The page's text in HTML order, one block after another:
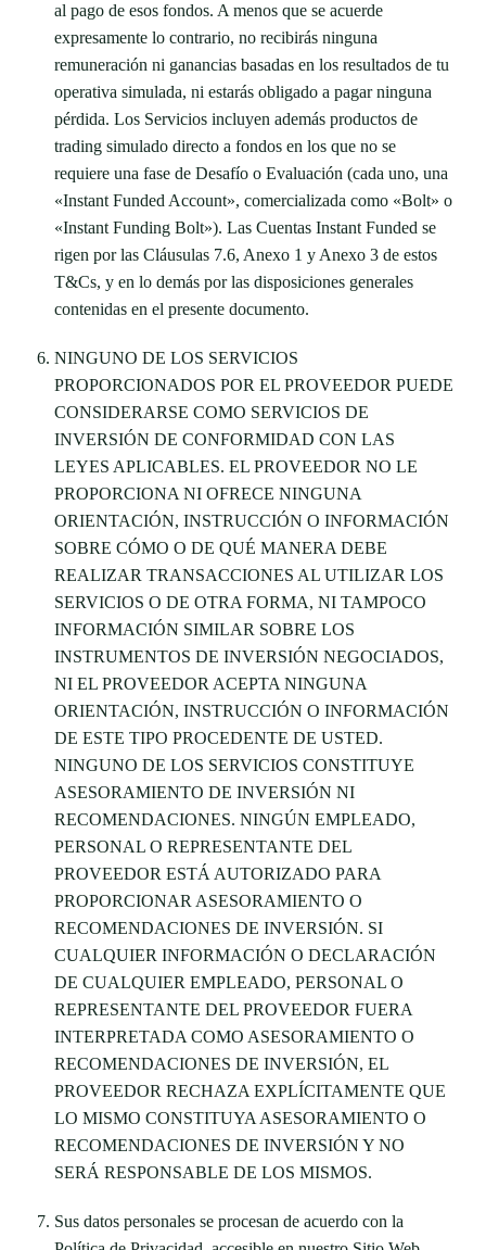
al pago de esos fondos. A menos que se acuerde
expresamente lo contrario, no recibirás ninguna
remuneración ni ganancias basadas en los resultados de tu
operativa simulada, ni estarás obligado a pagar ninguna
pérdida. Los Servicios incluyen además productos de
trading simulado directo a fondos en los que no se
requiere una fase de Desafío o Evaluación (cada uno, una
«Instant Funded Account», comercializada como «Bolt» o
«Instant Funding Bolt»). Las Cuentas Instant Funded se
rigen por las Cláusulas 7.6, Anexo 1 y Anexo 3 de estos
T&Cs, y en lo demás por las disposiciones generales
contenidas en el presente documento.
NINGUNO DE LOS SERVICIOS
PROPORCIONADOS POR EL PROVEEDOR PUEDE
CONSIDERARSE COMO SERVICIOS DE
INVERSIÓN DE CONFORMIDAD CON LAS
LEYES APLICABLES. EL PROVEEDOR NO LE
PROPORCIONA NI OFRECE NINGUNA
ORIENTACIÓN, INSTRUCCIÓN O INFORMACIÓN
SOBRE CÓMO O DE QUÉ MANERA DEBE
REALIZAR TRANSACCIONES AL UTILIZAR LOS
SERVICIOS O DE OTRA FORMA, NI TAMPOCO
INFORMACIÓN SIMILAR SOBRE LOS
INSTRUMENTOS DE INVERSIÓN NEGOCIADOS,
NI EL PROVEEDOR ACEPTA NINGUNA
ORIENTACIÓN, INSTRUCCIÓN O INFORMACIÓN
DE ESTE TIPO PROCEDENTE DE USTED.
NINGUNO DE LOS SERVICIOS CONSTITUYE
ASESORAMIENTO DE INVERSIÓN NI
RECOMENDACIONES. NINGÚN EMPLEADO,
PERSONAL O REPRESENTANTE DEL
PROVEEDOR ESTÁ AUTORIZADO PARA
PROPORCIONAR ASESORAMIENTO O
RECOMENDACIONES DE INVERSIÓN. SI
CUALQUIER INFORMACIÓN O DECLARACIÓN
DE CUALQUIER EMPLEADO, PERSONAL O
REPRESENTANTE DEL PROVEEDOR FUERA
INTERPRETADA COMO ASESORAMIENTO O
RECOMENDACIONES DE INVERSIÓN, EL
PROVEEDOR RECHAZA EXPLÍCITAMENTE QUE
LO MISMO CONSTITUYA ASESORAMIENTO O
RECOMENDACIONES DE INVERSIÓN Y NO
SERÁ RESPONSABLE DE LOS MISMOS.
Sus datos personales se procesan de acuerdo con la